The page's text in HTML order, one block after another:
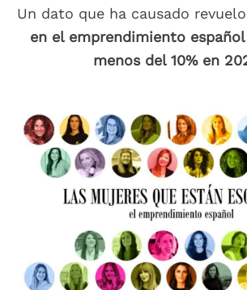
Un dato que ha causado
en el emprendimiento
menos del 10% en